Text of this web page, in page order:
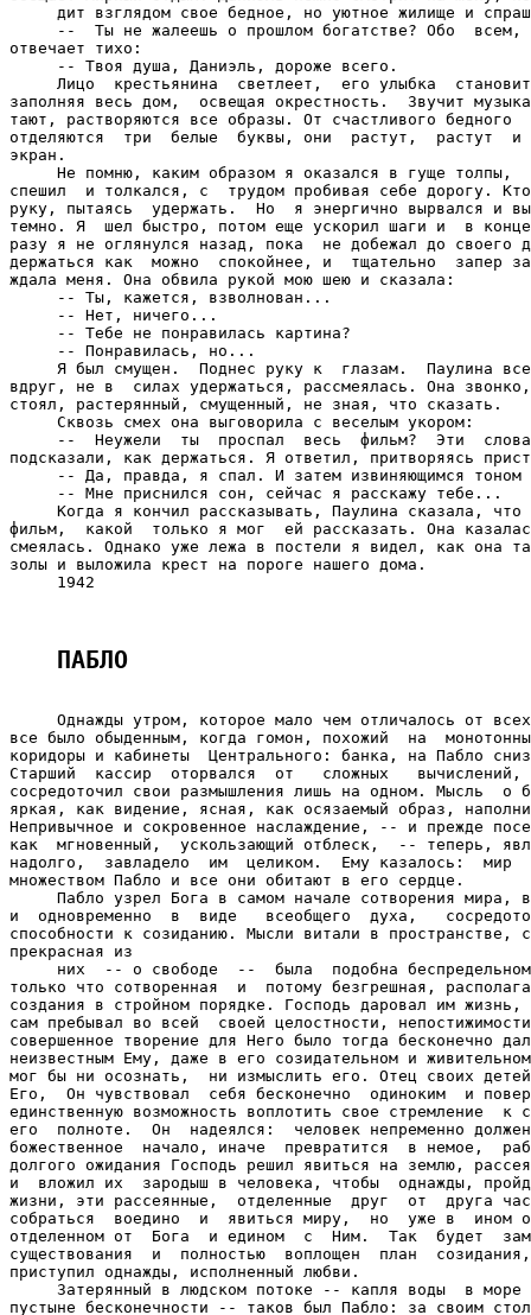
ПАБЛО